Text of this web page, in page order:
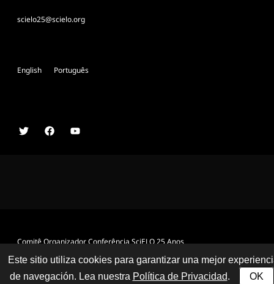
scielo25@scielo.org
English Português
Comitê Organizador Conferência SciELO 25 Anos
Este sitio utiliza cookies para garantizar una mejor
de navegación. Lea nuestra Política de Privacidad. OK